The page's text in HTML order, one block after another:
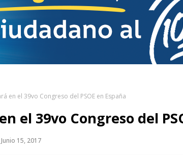
en el 39vo Congreso del PSOE en España
el 39vo Congreso del
Junio 15, 2017